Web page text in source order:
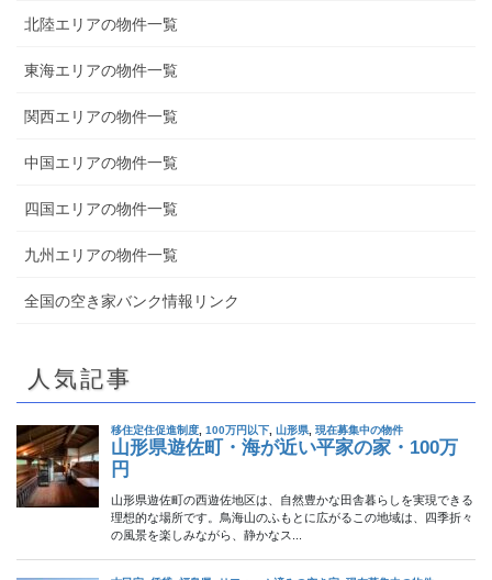
北陸エリアの物件一覧
東海エリアの物件一覧
関西エリアの物件一覧
中国エリアの物件一覧
四国エリアの物件一覧
九州エリアの物件一覧
全国の空き家バンク情報リンク
人気記事